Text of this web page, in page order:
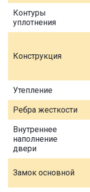
Контуры
уплотнения
Конструкция
Утепление
Ребра жесткости
Внутреннее
наполнение
двери
Замок основной